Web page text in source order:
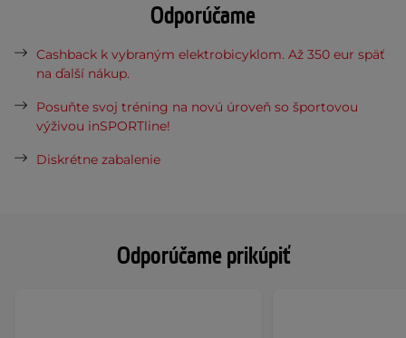
Odporúčame prikúpiť
Odporúčame
Cashback k vybraným elektrobicyklom. Až 350 eur späť
na ďalší nákup.
Posuňte svoj tréning na novú úroveň so športovou
výživou inSPORTline!
Diskrétne zabalenie